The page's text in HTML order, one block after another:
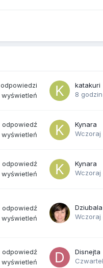
odpowiedzi
wyświetleń
katakuri
8
odpowiedź
wyświetleń
Kynara
Wczoraj
odpowiedź
wyświetleń
Kynara
Wczoraj
odpowiedź
wyświetleń
Dziubala
Wczoraj
odpowiedź
wyświetleń
Disnejta